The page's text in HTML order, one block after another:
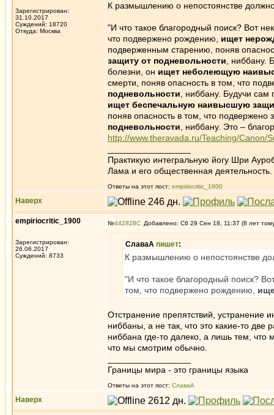
Зарегистрирован:
31.10.2017
Суждений: 18720
Откуда: Москва
К размышлению о непостоянстве
"И что такое благородный поиск? Вот
что подвержено рождению,
ищет
подверженным старению, поняв
защиту от подневольности , ниббану.
болезни, он ищет неболеющую
смерти, поняв опасность в том, что
подневольности , ниббану. Будучи
ищет беспечальную наивысшую
поняв опасность в том, что подвержено
подневольности , ниббану. Это –
http://www.theravada.ru/Teaching/Canon/
Практикую интегральную йогу Шри
Лама и его общественная деятельность.
Ответы на этот пост: empiriocritic_1900
Наверх
empiriocritic_1900
Зарегистрирован:
26.06.2017
Суждений: 8733
№442828 Добавлено: Сб 29 Сен 18, 11:37 (8 лет
СлаваА пишет:
К размышлению о непостоянстве
"И что такое благородный поиск?
том, что подвержено рождению,
Отстранение препятствий, устранение
ниббаны, а не так, что это какие-то
ниббана где-то далеко, а лишь тем, что
что мы смотрим обычно.
Границы мира - это границы языка
Ответы на этот пост: СлаваА
Наверх